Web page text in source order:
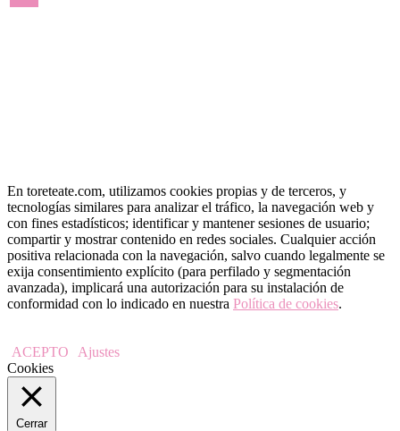
En toreteate.com, utilizamos cookies propias y de terceros, y
tecnologías similares para analizar el tráfico, la navegación web y
con fines estadísticos; identificar y mantener sesiones de usuario;
compartir y mostrar contenido en redes sociales. Cualquier acción
positiva relacionada con la navegación, salvo cuando legalmente se
exija consentimiento explícito (para perfilado y segmentación
avanzada), implicará una autorización para su instalación de
conformidad con lo indicado en nuestra Política de cookies.
ACEPTO
Ajustes
Cookies
Cerrar